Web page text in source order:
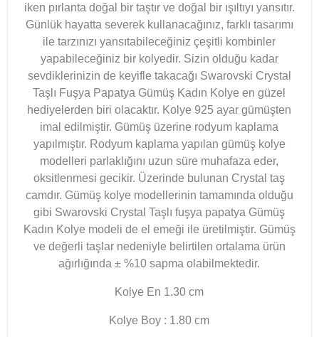
iken pırlanta doğal bir taştır ve doğal bir ışıltıyı yansıtır.
Günlük hayatta severek kullanacağınız, farklı tasarımı
ile tarzınızı yansıtabileceğiniz çeşitli kombinler
yapabileceğiniz bir kolyedir. Sizin olduğu kadar
sevdiklerinizin de keyifle takacağı Swarovski Crystal
Taşlı Fuşya Papatya Gümüş Kadın Kolye en güzel
hediyelerden biri olacaktır. Kolye 925 ayar gümüşten
imal edilmiştir. Gümüş üzerine rodyum kaplama
yapılmıştır. Rodyum kaplama yapılan gümüş kolye
modelleri parlaklığını uzun süre muhafaza eder,
oksitlenmesi gecikir. Üzerinde bulunan Crystal taş
camdır. Gümüş kolye modellerinin tamamında olduğu
gibi Swarovski Crystal Taşlı fuşya papatya Gümüş
Kadın Kolye modeli de el emeği ile üretilmiştir. Gümüş
ve değerli taşlar nedeniyle belirtilen ortalama ürün
ağırlığında ± %10 sapma olabilmektedir.
Kolye En 1.30 cm
Kolye Boy : 1.80 cm